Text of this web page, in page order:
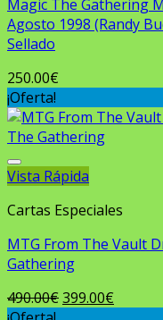
Magic The Gathering
Agosto 1998 (Randy
Sellado
250.00€
¡Oferta!
Vista Rápida
Cartas Especiales
MTG From The Vault
Gathering
490.00€El
399.00€